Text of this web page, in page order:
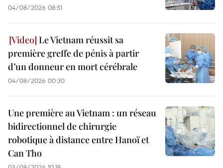
04/08/2026 08:51
Le Vietnam réussit sa
première greffe de pénis à partir
d’un donneur en mort cérébrale
04/08/2026 00:30
Une première au Vietnam : un réseau
bidirectionnel de chirurgie
robotique à distance entre Hanoï et
Can Tho